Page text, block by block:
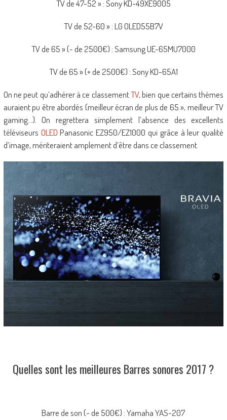
TV de 47-52 » : Sony KD-49XE9005
TV de 52-60 » : LG OLED55B7V
TV de 65 » (- de 2500€) : Samsung UE-65MU7000
TV de 65 » (+ de 2500€) : Sony KD-65A1
On ne peut qu’adhérer à ce classementTV, bien que certains thèmes
auraient pu être abordés (meilleur écran de plus de 65 », meilleur TV
gaming…). On regrettera simplement l’absence des excellents
téléviseurs OLED Panasonic EZ950/EZ1000 qui grâce à leur qualité
d’image, mériteraient amplement d’être dans ce classement.
Quelles sont les meilleures Barres sonores 2017 ?
Barre de son (- de 500€) : Yamaha YAS-207